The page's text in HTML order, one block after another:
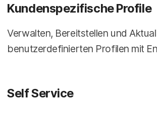
Kundenspezifische Profile
Verwalten, Bereitstellen und
benutzerdefinierten Profilen mit
Self Service